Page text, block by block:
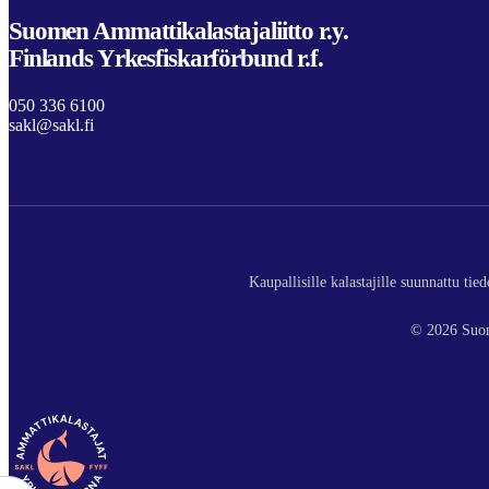
Suomen Ammattikalastajaliitto r.y.
Finlands Yrkesfiskarförbund r.f.
050 336 6100
sakl@sakl.fi
Kaupallisille kalastajille suunnattu
© 2026